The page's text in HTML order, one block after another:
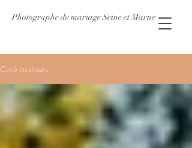
Photographe de mariage Seine et Marne
Coté coulisses